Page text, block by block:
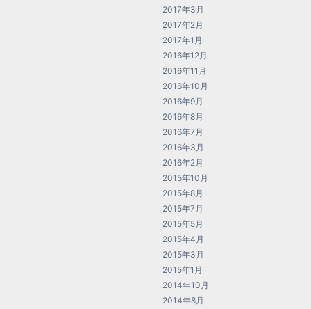
2017年3月
2017年2月
2017年1月
2016年12月
2016年11月
2016年10月
2016年9月
2016年8月
2016年7月
2016年3月
2016年2月
2015年10月
2015年8月
2015年7月
2015年5月
2015年4月
2015年3月
2015年1月
2014年10月
2014年8月